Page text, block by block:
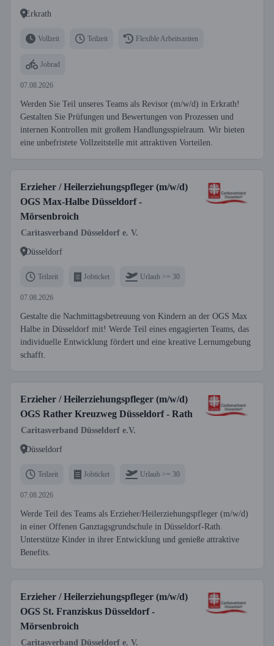
Erkrath
Vollzeit Teilzeit Flexible Arbeitszeiten
Jobrad
07.08.2026
Werden Sie Teil unseres Teams als Revisor (m/w/d) in Erkrath!
Gestalten Sie Prüfungen und Bewertungen von Prozessen und
internen Kontrollen mit großem Handlungsspielraum. Wir bieten
eine unbefristete Vollzeitstelle mit attraktiven Vorteilen.
Erzieher / Heilerziehungspfleger (m/w/d)
OGS Max-Halbe Düsseldorf -
Mörsenbroich
Caritasverband Düsseldorf e. V.
Düsseldorf
Teilzeit Jobticket Urlaub >= 30
07.08.2026
Gestalte die Nachmittagsbetreuung von Kindern an der OGS Max
Halbe in Düsseldorf mit! Werde Teil eines engagierten Teams, das
individuelle Entwicklung fördert und eine kreative Lernumgebung
schafft.
Erzieher / Heilerziehungspfleger (m/w/d)
OGS Rather Kreuzweg Düsseldorf - Rath
Caritasverband Düsseldorf e.V.
Düsseldorf
Teilzeit Jobticket Urlaub >= 30
07.08.2026
Werde Teil des Teams als Erzieher/Heilerziehungspfleger (m/w/d)
in einer Offenen Ganztagsgrundschule in Düsseldorf-Rath.
Unterstütze Kinder in ihrer Entwicklung und genieße attraktive
Benefits.
Erzieher / Heilerziehungspfleger (m/w/d)
OGS St. Franziskus Düsseldorf -
Mörsenbroich
Caritasverband Düsseldorf e. V.